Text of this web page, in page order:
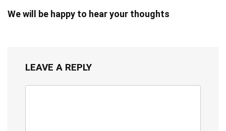
We will be happy to hear your thoughts
LEAVE A REPLY